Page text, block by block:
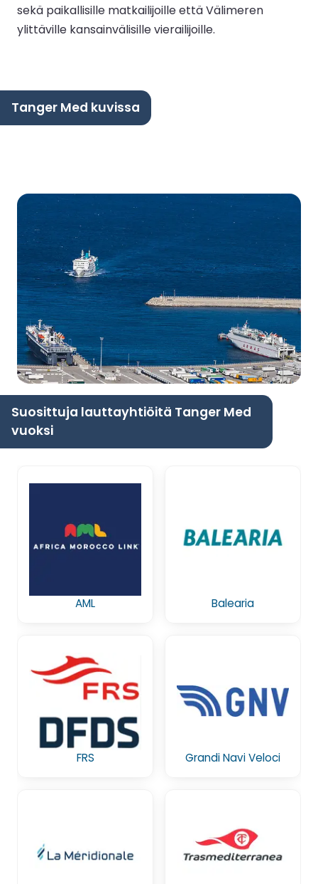
sekä paikallisille matkailijoille että Välimeren
ylittäville kansainvälisille vierailijoille.
Tanger Med kuvissa
Suosittuja lauttayhtiöitä Tanger Med
vuoksi
AML Balearia
FRS Grandi Navi Veloci